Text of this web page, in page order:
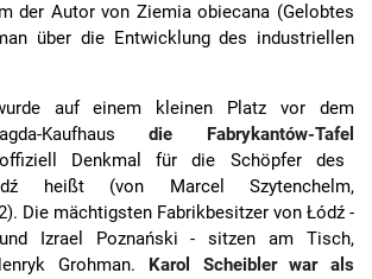
der Autor von Ziemia obiecana (Gelobtes
über die Entwicklung des industriellen
auf einem kleinen Platz vor dem
Kaufhausdie Fabrykantów-Tafel
Denkmal für die Schöpfer des
heißt (von Marcel Szytenchelm,
Die mächtigsten Fabrikbesitzer von Łódź -
Izrael Poznański - sitzen am Tisch,
Grohman. Karol Scheibler war als